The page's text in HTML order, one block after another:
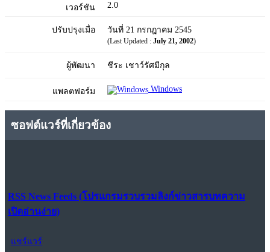
เวอร์ชัน 2.0
ปรับปรุงเมื่อ วันที่ 21 กรกฎาคม 2545
(Last Updated : July 21, 2002)
ผู้พัฒนา ชีระ เชาว์รัศมีกุล
แพลตฟอร์ม Windows
ซอฟต์แวร์ที่เกี่ยวข้อง
RSS News Feeds (โปรแกรมรวบรวมลิงก์ข่าวสารบทความ
เปิดอ่านง่าย)
แชร์แวร์